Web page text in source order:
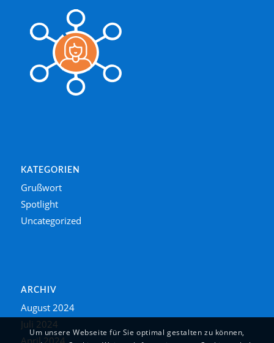
KATEGORIEN
Grußwort
Spotlight
Uncategorized
ARCHIV
August 2024
Juli 2024
Um unsere Webseite für Sie optimal gestalten zu können,